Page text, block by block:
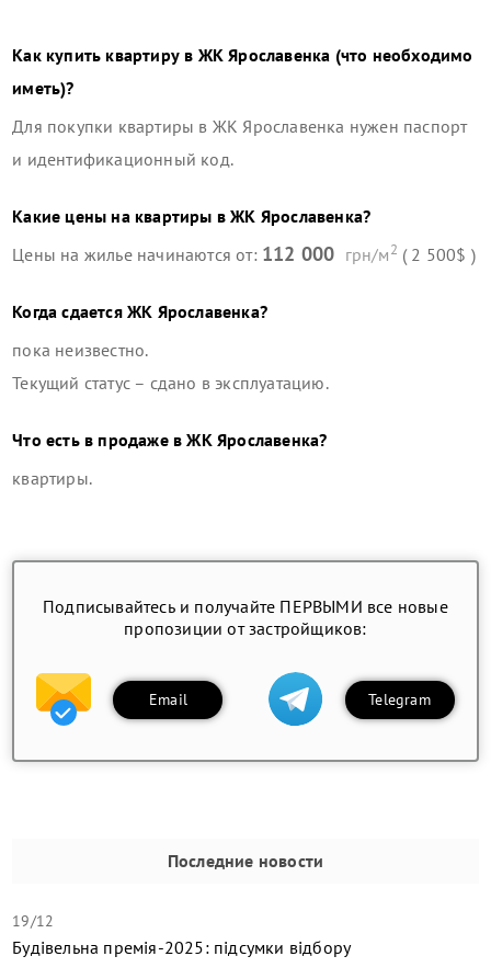
Как купить квартиру в ЖК Ярославенка (что необходимо
иметь)?
Для покупки квартиры в ЖК Ярославенка нужен паспорт
и идентификационный код.
Какие цены на квартиры вЖК Ярославенка?
Цены на жилье начинаются от: 112 000 грн/м2 ( 2 500$ )
Когда сдаетсяЖК Ярославенка?
пока неизвестно.
Текущий статус – сдано в эксплуатацию.
Что есть в продаже вЖК Ярославенка?
квартиры.
Подписывайтесь и получайте ПЕРВЫМИ все новые
пропозиции от застройщиков:
Email Telegram
Последние новости
19/12
Будівельна премія-2025: підсумки відбору